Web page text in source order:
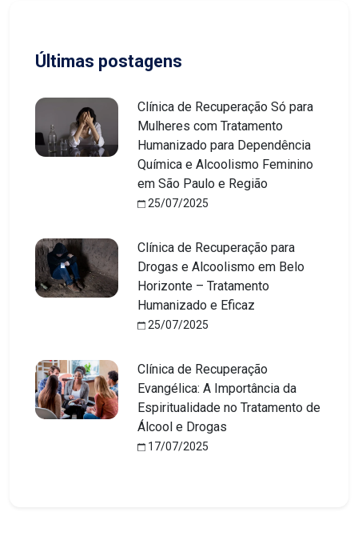
Últimas postagens
Clínica de Recuperação Só para
Mulheres com Tratamento
Humanizado para Dependência
Química e Alcoolismo Feminino
em São Paulo e Região
25/07/2025
Clínica de Recuperação para
Drogas e Alcoolismo em Belo
Horizonte – Tratamento
Humanizado e Eficaz
25/07/2025
Clínica de Recuperação
Evangélica: A Importância da
Espiritualidade no Tratamento de
Álcool e Drogas
17/07/2025